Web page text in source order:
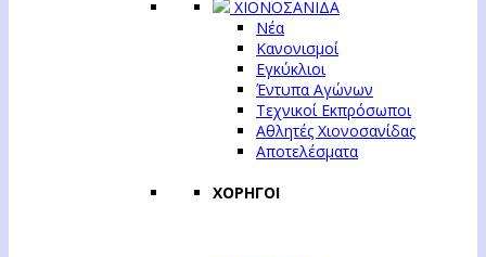
ΧΙΟΝΟΣΑΝΙΔΑ
Νέα
Κανονισμοί
Εγκύκλιοι
Έντυπα Αγώνων
Τεχνικοί Εκπρόσωποι
Αθλητές Χιονοσανίδας
Αποτελέσματα
ΧΟΡΗΓΟΙ